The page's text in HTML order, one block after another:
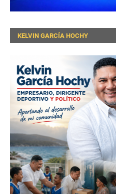
KELVIN GARCÍA HOCHY